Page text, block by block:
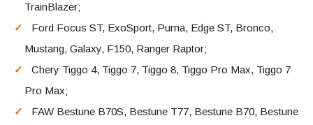
TrainBlazer;
Ford Focus ST, ExoSport, Puma, Edge ST, Bronco,
Mustang, Galaxy, F150, Ranger Raptor;
Chery Tiggo 4, Tiggo 7, Tiggo 8, Tiggo Pro Max, Tiggo 7
Pro Max;
FAW Bestune B70S, Bestune T77, Bestune B70, Bestune